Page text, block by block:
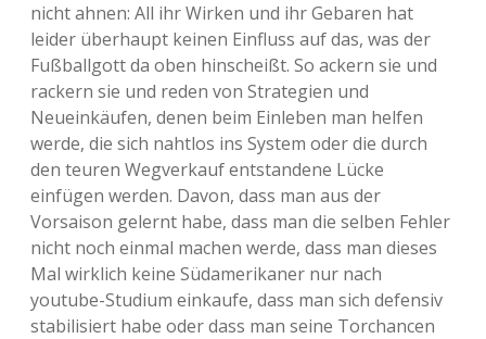
nicht ahnen: All ihr Wirken und ihr Gebaren hat
leider überhaupt keinen Einfluss auf das, was der
Fußballgott da oben hinscheißt. So ackern sie und
rackern sie und reden von Strategien und
Neueinkäufen, denen beim Einleben man helfen
werde, die sich nahtlos ins System oder die durch
den teuren Wegverkauf entstandene Lücke
einfügen werden. Davon, dass man aus der
Vorsaison gelernt habe, dass man die selben Fehler
nicht noch einmal machen werde, dass man dieses
Mal wirklich keine Südamerikaner nur nach
youtube-Studium einkaufe, dass man sich defensiv
stabilisiert habe oder dass man seine Torchancen